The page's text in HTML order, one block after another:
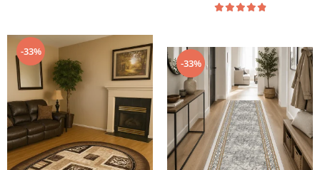
-33%
-33%